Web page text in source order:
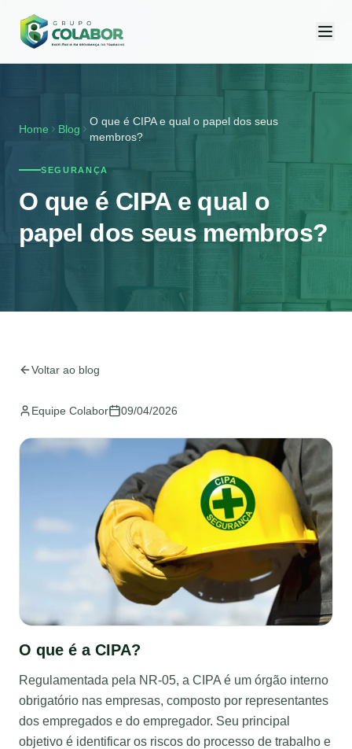
Home Blog
O que é CIPA e qual o papel dos seus
membros?
SEGURANÇA
O que é CIPA e qual o
papel dos seus membros?
Voltar ao blog
Equipe Colabor 09/04/2026
O que é a CIPA?
Regulamentada pela NR-05, a CIPA é um órgão interno
obrigatório nas empresas, composto por representantes
dos empregados e do empregador. Seu principal
objetivo é identificar os riscos do processo de trabalho e